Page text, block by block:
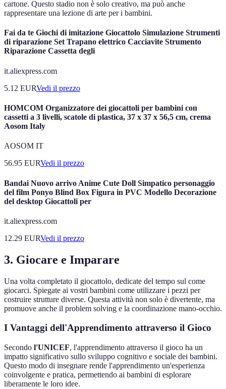
cartone. Questo stadio non è solo creativo, ma può anche
rappresentare una lezione di arte per i bambini.
Fai da te Giochi di imitazione Giocattolo Simulazione Strumenti
di riparazione Set Trapano elettrico Cacciavite Strumento
Riparazione Cassetta degli
it.aliexpress.com
5.12 EURVedi il prezzo
HOMCOM Organizzatore dei giocattoli per bambini con
cassetti a 3 livelli, scatole di plastica, 37 x 37 x 56,5 cm, crema
Aosom Italy
AOSOM IT
56.95 EURVedi il prezzo
Bandai Nuovo arrivo Anime Cute Doll Simpatico personaggio
del film Ponyo Blind Box Figura in PVC Modello Decorazione
del desktop Giocattoli per
it.aliexpress.com
12.29 EURVedi il prezzo
3. Giocare e Imparare
Una volta completato il giocattolo, dedicate del tempo sul come
giocarci. Spiegate ai vostri bambini come utilizzare i pezzi per
costruire strutture diverse. Questa attività non solo è divertente, ma
promuove anche il problem solving e la coordinazione mano-occhio.
I Vantaggi dell'Apprendimento attraverso il Gioco
Secondo l'UNICEF, l'apprendimento attraverso il gioco ha un
impatto significativo sullo sviluppo cognitivo e sociale dei bambini.
Questo modo di insegnare rende l'apprendimento un'esperienza
coinvolgente e pratica, permettendo ai bambini di esplorare
liberamente le loro idee.